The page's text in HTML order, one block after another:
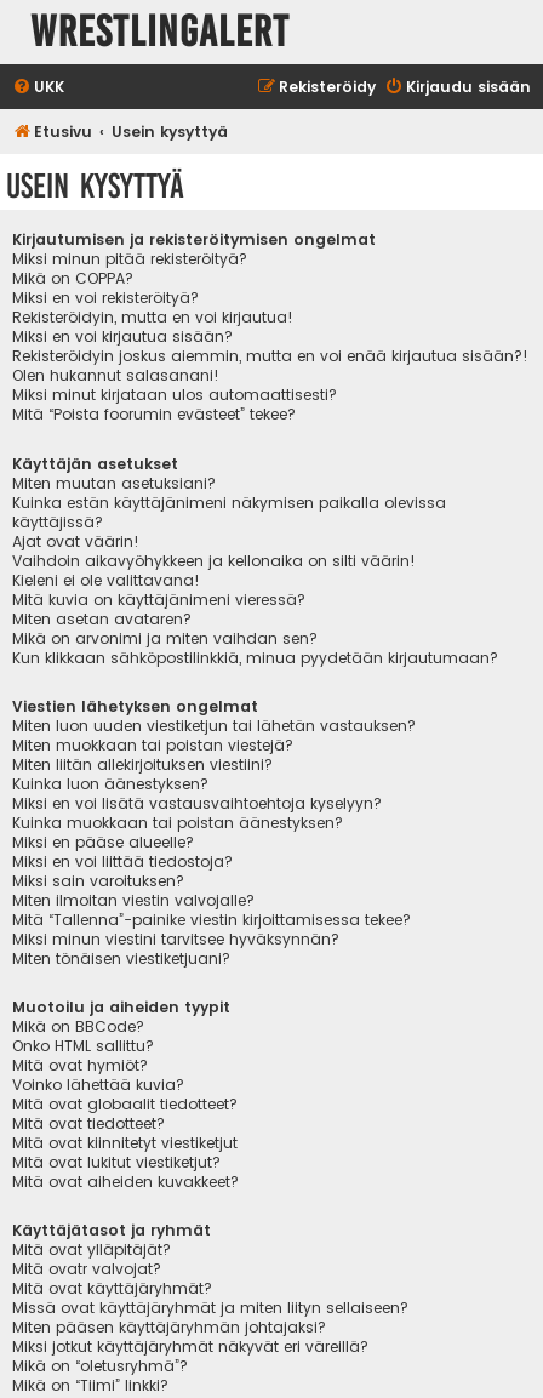
WrestlingAlert
UKK Kirjaudu sisään
Rekisteröidy
Etusivu Usein kysyttyä
Usein kysyttyä
Kirjautumisen ja rekisteröitymisen ongelmat
Miksi minun pitää rekisteröityä?
Mikä on COPPA?
Miksi en voi rekisteröityä?
Rekisteröidyin, mutta en voi kirjautua!
Miksi en voi kirjautua sisään?
Rekisteröidyin joskus aiemmin, mutta en voi enää kirjautua sisään?!
Olen hukannut salasanani!
Miksi minut kirjataan ulos automaattisesti?
Mitä “Poista foorumin evästeet” tekee?
Käyttäjän asetukset
Miten muutan asetuksiani?
Kuinka estän käyttäjänimeni näkymisen paikalla olevissa
käyttäjissä?
Ajat ovat väärin!
Vaihdoin aikavyöhykkeen ja kellonaika on silti väärin!
Kieleni ei ole valittavana!
Mitä kuvia on käyttäjänimeni vieressä?
Miten asetan avataren?
Mikä on arvonimi ja miten vaihdan sen?
Kun klikkaan sähköpostilinkkiä, minua pyydetään kirjautumaan?
Viestien lähetyksen ongelmat
Miten luon uuden viestiketjun tai lähetän vastauksen?
Miten muokkaan tai poistan viestejä?
Miten liitän allekirjoituksen viestiini?
Kuinka luon äänestyksen?
Miksi en voi lisätä vastausvaihtoehtoja kyselyyn?
Kuinka muokkaan tai poistan äänestyksen?
Miksi en pääse alueelle?
Miksi en voi liittää tiedostoja?
Miksi sain varoituksen?
Miten ilmoitan viestin valvojalle?
Mitä “Tallenna”-painike viestin kirjoittamisessa tekee?
Miksi minun viestini tarvitsee hyväksynnän?
Miten tönäisen viestiketjuani?
Muotoilu ja aiheiden tyypit
Mikä on BBCode?
Onko HTML sallittu?
Mitä ovat hymiöt?
Voinko lähettää kuvia?
Mitä ovat globaalit tiedotteet?
Mitä ovat tiedotteet?
Mitä ovat kiinnitetyt viestiketjut
Mitä ovat lukitut viestiketjut?
Mitä ovat aiheiden kuvakkeet?
Käyttäjätasot ja ryhmät
Mitä ovat ylläpitäjät?
Mitä ovatr valvojat?
Mitä ovat käyttäjäryhmät?
Missä ovat käyttäjäryhmät ja miten liityn sellaiseen?
Miten pääsen käyttäjäryhmän johtajaksi?
Miksi jotkut käyttäjäryhmät näkyvät eri väreillä?
Mikä on “oletusryhmä”?
Mikä on “Tiimi” linkki?